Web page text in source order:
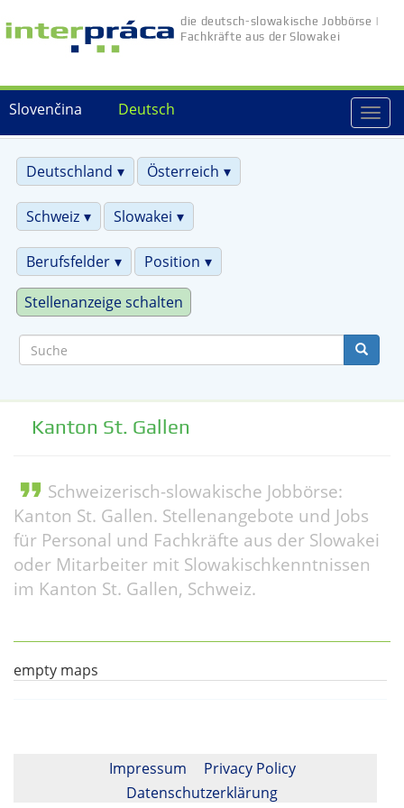
Direkt
zum
Deutsch
Slovenčina
die deutsch-slowakische Jobbörse |
Fachkräfte aus der Slowakei
Deutschland
Österreich
Schweiz Slowakei
Berufsfelder Position
Stellenanzeige schalten
Kanton St. Gallen
format_quote Schweizerisch-slowakische Jobbörse:
Kanton St. Gallen. Stellenangebote und Jobs
für Personal und Fachkräfte aus der Slowakei
oder Mitarbeiter mit Slowakischkenntnissen
im Kanton St. Gallen, Schweiz.
empty maps
Impressum
Privacy Policy
Datenschutzerklärung